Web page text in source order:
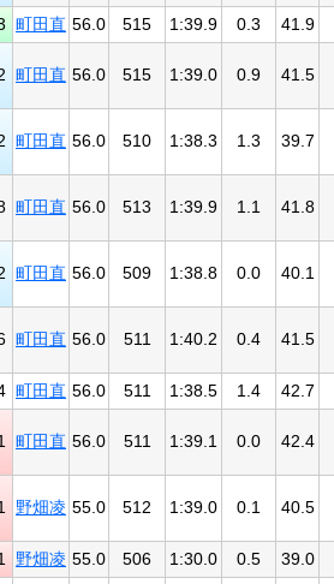
町田直 56.0 515 1:39.9 0.3 41.9
町田直 56.0 515 1:39.0 0.9 41.5
町田直 56.0 510 1:38.3 1.3 39.7
町田直 56.0 513 1:39.9 1.1 41.8
町田直 56.0 509 1:38.8 0.0 40.1
町田直 56.0 511 1:40.2 0.4 41.5
町田直 56.0 511 1:38.5 1.4 42.7
町田直 56.0 511 1:39.1 0.0 42.4
野畑凌 55.0 512 1:39.0 0.1 40.5
野畑凌 55.0 506 1:30.0 0.5 39.0